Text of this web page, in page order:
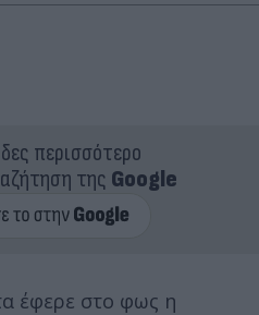
περισσότερο
της Google
έφερε στο φως η